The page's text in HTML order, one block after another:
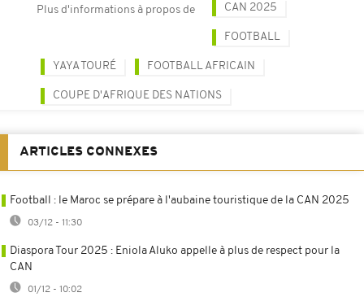
Plus d'informations à propos de CAN 2025
FOOTBALL
YAYA TOURÉ FOOTBALL AFRICAIN
COUPE D'AFRIQUE DES NATIONS
ARTICLES CONNEXES
Football : le Maroc se prépare à l'aubaine touristique de la CAN 2025
03/12 - 11:30
Diaspora Tour 2025 : Eniola Aluko appelle à plus de respect pour la
CAN
01/12 - 10:02